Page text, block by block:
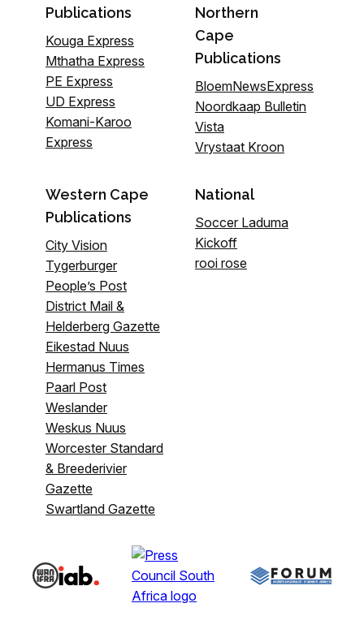
Publications
Kouga Express
Mthatha Express
PE Express
UD Express
Komani-Karoo
Express
Northern
Cape
Publications
BloemNewsExpress
Noordkaap Bulletin
Vista
Vrystaat Kroon
Western Cape
Publications
City Vision
Tygerburger
People’s Post
District Mail &
Helderberg Gazette
Eikestad Nuus
Hermanus Times
Paarl Post
Weslander
Weskus Nuus
Worcester Standard
& Breederivier
Gazette
Swartland Gazette
National
Soccer Laduma
Kickoff
rooi rose